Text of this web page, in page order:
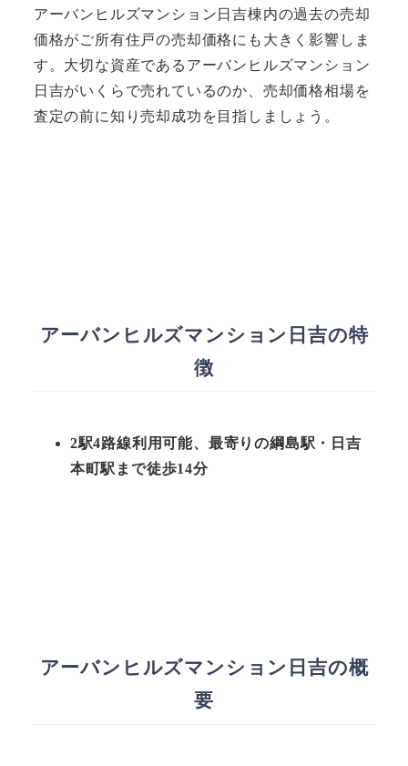
アーバンヒルズマンション日吉棟内の過去の売却
価格がご所有住戸の売却価格にも大きく影響しま
す。大切な資産であるアーバンヒルズマンション
日吉がいくらで売れているのか、売却価格相場を
査定の前に知り売却成功を目指しましょう。
アーバンヒルズマンション日吉の特
徴
2駅4路線利用可能、最寄りの綱島駅・日吉
本町駅まで徒歩14分
アーバンヒルズマンション日吉の概
要